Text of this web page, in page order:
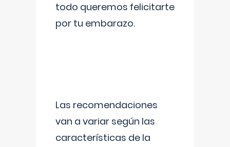
todo queremos felicitarte
por tu embarazo.
Las recomendaciones
van a variar según las
características de la